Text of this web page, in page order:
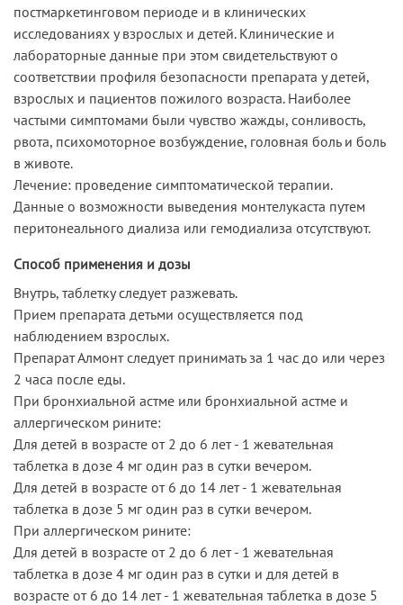
постмаркетинговом периоде и в клинических
исследованиях у взрослых и детей. Клинические и
лабораторные данные при этом свидетельствуют о
соответствии профиля безопасности препарата у детей,
взрослых и пациентов пожилого возраста. Наиболее
частыми симптомами были чувство жажды, сонливость,
рвота, психомоторное возбуждение, головная боль и боль
в животе.
Лечение: проведение симптоматической терапии.
Данные о возможности выведения монтелукаста путем
перитонеального диализа или гемодиализа отсутствуют.
Способ применения и дозы
Внутрь, таблетку следует разжевать.
Прием препарата детьми осуществляется под
наблюдением взрослых.
Препарат Алмонт следует принимать за 1 час до или через
2 часа после еды.
При бронхиальной астме или бронхиальной астме и
аллергическом рините:
Для детей в возрасте от 2 до 6 лет - 1 жевательная
таблетка в дозе 4 мг один раз в сутки вечером.
Для детей в возрасте от 6 до 14 лет - 1 жевательная
таблетка в дозе 5 мг один раз в сутки вечером.
При аллергическом рините:
Для детей в возрасте от 2 до 6 лет - 1 жевательная
таблетка в дозе 4 мг один раз в сутки и для детей в
возрасте от 6 до 14 лет - 1 жевательная таблетка в дозе 5